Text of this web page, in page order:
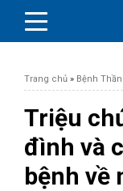
BỆNH DA LIỄU
Trang chủ » Bệnh
Triệu
đình và
bệnh về